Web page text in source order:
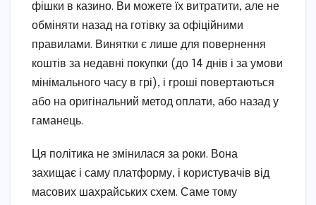
фішки в казино. Ви можете їх витратити, але не
обміняти назад на готівку за офіційними
правилами. Винятки є лише для повернення
коштів за недавні покупки (до 14 днів і за умови
мінімального часу в грі), і гроші повертаються
або на оригінальний метод оплати, або назад у
гаманець.
Ця політика не змінилася за роки. Вона
захищає і саму платформу, і користувачів від
масових шахрайських схем. Саме тому